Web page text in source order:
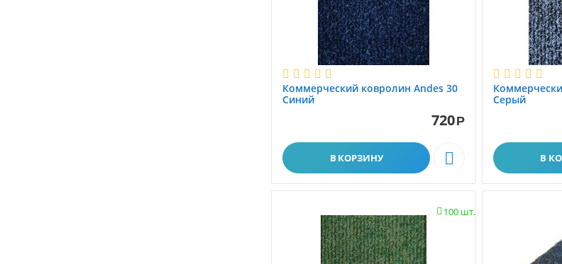
Коммерческий ковролин Andes 30
Синий
720Р
В КОРЗИНУ 
Серый
В
100 шт.
